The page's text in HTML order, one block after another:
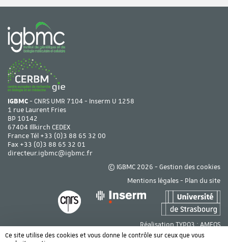
IGBMC- CNRS UMR 7104 - Inserm U 1258
1 rue Laurent Fries
BP 10142
67404 Illkirch CEDEX
France Tél +33 (0)3 88 65 32 00
Fax +33 (0)3 88 65 32 01
directeur.igbmc@igbmc.fr
© IGBMC 2026 - Gestion des cookies
Mentions légales- Plan du site
Réalisation TYPO3 :AMEOS
Ce site utilise des cookies et vous donne le contrôle sur ceux que vous